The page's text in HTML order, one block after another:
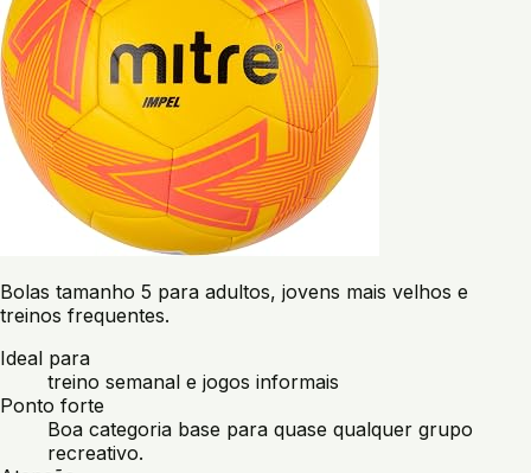
Bolas tamanho 5 para adultos, jovens mais velhos e
treinos frequentes.
Ideal para
treino semanal e jogos informais
Ponto forte
Boa categoria base para quase qualquer grupo
recreativo.